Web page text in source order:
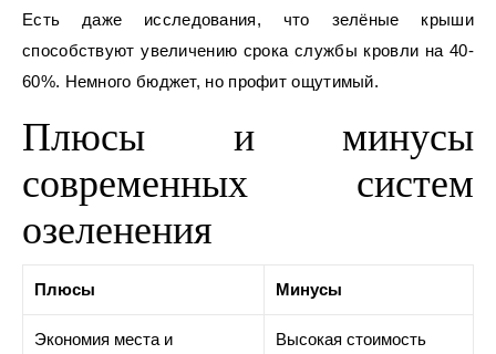
Есть даже исследования, что зелёные крыши
способствуют увеличению срока службы кровли на 40-
60%. Немного бюджет, но профит ощутимый.
Плюсы и минусы
современных систем
озеленения
Плюсы Минусы
Экономия места и
Высокая стоимость